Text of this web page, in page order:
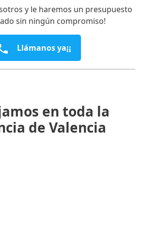
y le haremos un presupuesto
sin ningún compromiso!
Llámanos ya¡¡
en toda la
de Valencia